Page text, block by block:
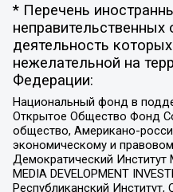
* Перечень
неправительственных
деятельность
нежелательной на
Федерации:
Национальный фонд в
Открытое Общество Фонд
общество, Американо-
экономическому и
Демократический
MEDIA DEVELOPMENT
Республиканский Институт,